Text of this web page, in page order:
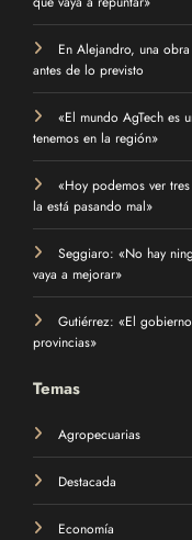
En Alejandro, una
antes de lo previsto
«El mundo AgTech es
tenemos en la región»
«Hoy podemos ver
la está pasando mal»
Seggiaro: «No hay
vaya a mejorar»
Gutiérrez: «El
provincias»
Temas
Agropecuarias
Destacada
Economía